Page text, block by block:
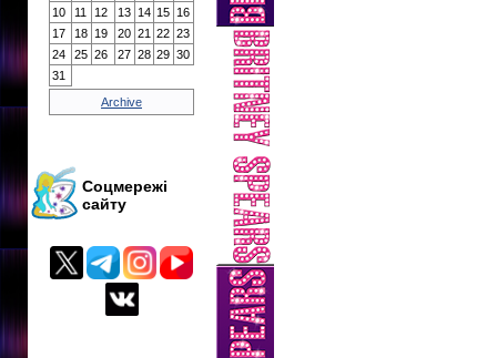
10
11 12 13 14 15 16
17
18 19 20 21 22 23
24
25 26 27 28 29 30
31
Archive
Соцмережі
сайту